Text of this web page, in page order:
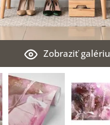
Zobraziť galériu